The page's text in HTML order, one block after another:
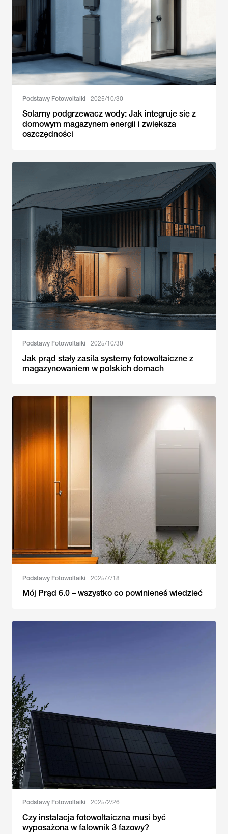
Podstawy Fotowoltaiki 2025/10/30
Solarny podgrzewacz wody: Jak integruje się z
domowym magazynem energii i zwiększa
oszczędności
Podstawy Fotowoltaiki 2025/10/30
Jak prąd stały zasila systemy fotowoltaiczne z
magazynowaniem w polskich domach
Podstawy Fotowoltaiki 2025/7/18
Mój Prąd 6.0 – wszystko co powinieneś wiedzieć
Podstawy Fotowoltaiki 2025/2/26
Czy instalacja fotowoltaiczna musi być
wyposażona w falownik 3 fazowy?